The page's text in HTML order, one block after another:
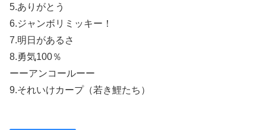
5.ありがとう
6.ジャンボリミッキー！
7.明日があるさ
8.勇気100％
ーーアンコールーー
9.それいけカープ（若き鯉たち）